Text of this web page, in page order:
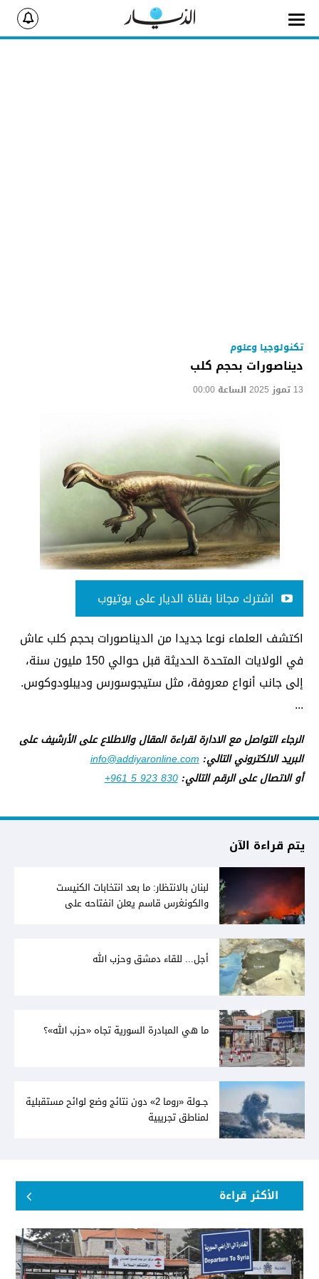
تكنولوجيا وعلوم
ديناصورات بحجم كلب
13 تموز 2025 الساعة 00:00
اشترك مجانا بقناة الديار على يوتيوب
اكتشف العلماء نوعا جديدا من الديناصورات بحجم كلب عاش
في الولايات المتحدة الحديثة قبل حوالي 150 مليون سنة،
إلى جانب أنواع معروفة، مثل ستيجوسورس وديبلودوكوس.
...
الرجاء التواصل مع الادارة لقراءة المقال والاطلاع على الأرشيف على
البريد الالكتروني التالي:info@addiyaronline.com
أو الاتصال على الرقم التالي:+961 5 923 830
يتم قراءة الآن
لبنان بالانتظار: ما بعد انتخابات الكنيست
والكونغرس قاسم يعلن انفتاحه على
أجل... للقاء دمشق وحزب الله
ما هي المبادرة السورية تجاه «حزب الله»؟
جــولة «روما 2» دون نتائج وضع لوائح مستقبلية
لمناطق تجريبية
الأكثر قراءة